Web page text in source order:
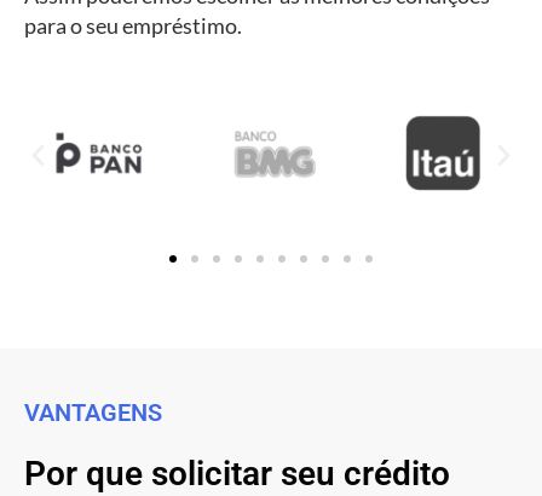
para o seu empréstimo.
VANTAGENS
Por que solicitar seu crédito